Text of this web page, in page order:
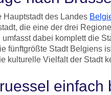
Hauptstadt des Landes
die eine der drei
dabei komplett die
fünftgrößte Stadt Belgiens
kulturelle Vielfalt der Stadt
einfach